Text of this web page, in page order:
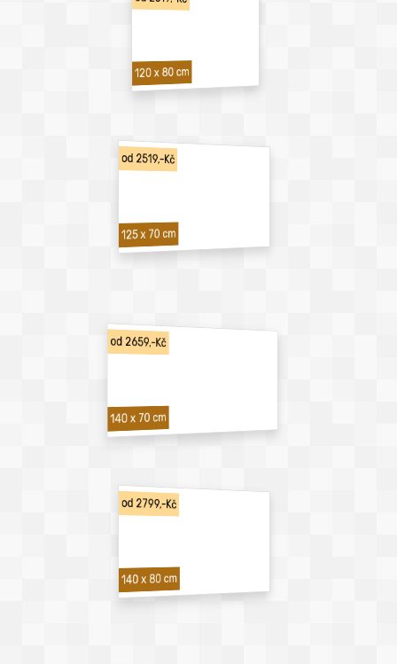
120 x 80 cm
od 2519,-Kč
125 x 70 cm
od 2659,-Kč
140 x 70 cm
od 2799,-Kč
140 x 80 cm